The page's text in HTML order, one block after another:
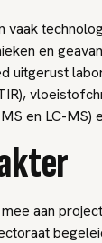
vaak
en
uitgerust
en LC-MS)
aan